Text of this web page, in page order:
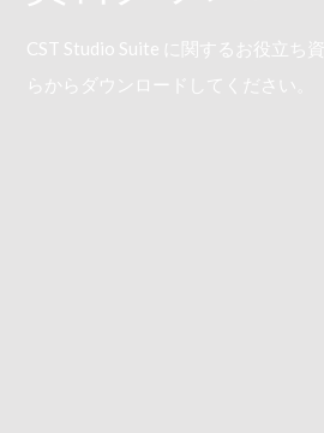
CST Studio Suite に関するお役立ち
らからダウンロードしてください。